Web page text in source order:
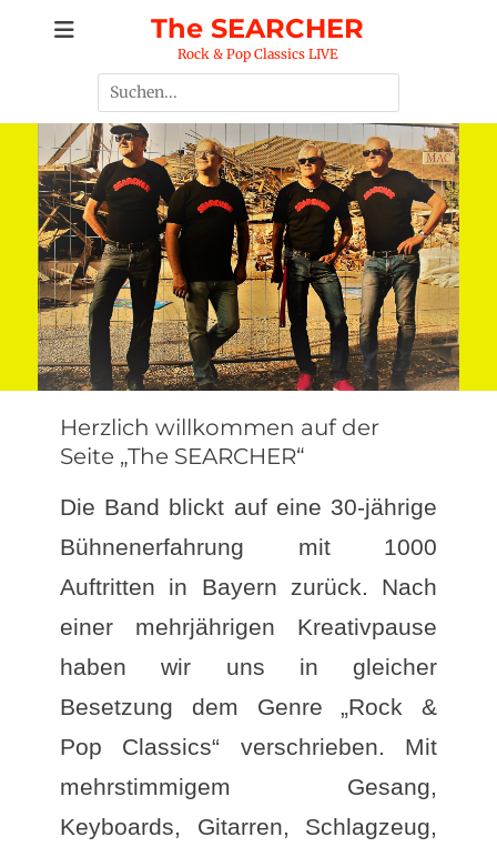
The SEARCHER
Rock & Pop Classics LIVE
Suche
nach:
Herzlich willkommen auf der
Seite „The SEARCHER“
Die Band blickt auf eine 30-jährige
Bühnenerfahrung mit 1000
Auftritten in Bayern zurück. Nach
einer mehrjährigen Kreativpause
haben wir uns in gleicher
Besetzung dem Genre „Rock &
Pop Classics“ verschrieben. Mit
mehrstimmigem Gesang,
Keyboards, Gitarren, Schlagzeug,